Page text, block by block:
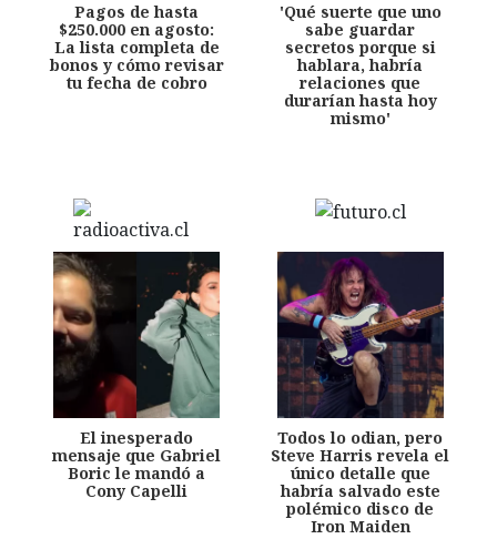
Pagos de hasta
$250.000 en agosto:
La lista completa de
bonos y cómo revisar
tu fecha de cobro
'Qué suerte que uno
sabe guardar
secretos porque si
hablara, habría
relaciones que
durarían hasta hoy
mismo'
El inesperado
mensaje que Gabriel
Boric le mandó a
Cony Capelli
Todos lo odian, pero
Steve Harris revela el
único detalle que
habría salvado este
polémico disco de
Iron Maiden